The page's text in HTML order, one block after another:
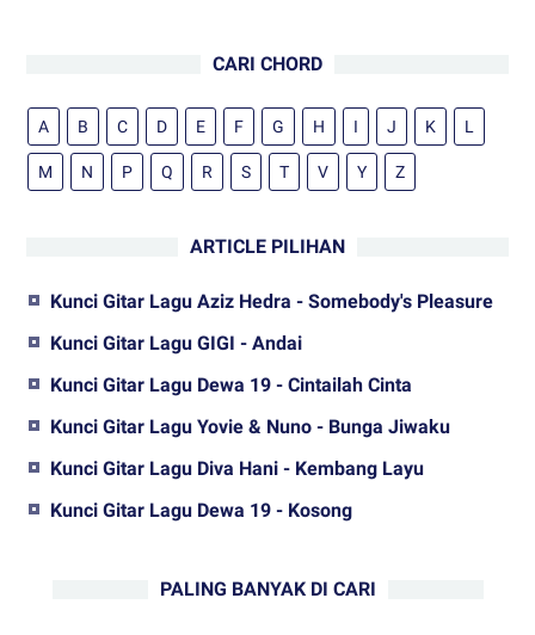
CARI CHORD
A B C D E F G H I J K L
M N P Q R S T V Y Z
ARTICLE PILIHAN
Kunci Gitar Lagu Aziz Hedra - Somebody's Pleasure
Kunci Gitar Lagu GIGI - Andai
Kunci Gitar Lagu Dewa 19 - Cintailah Cinta
Kunci Gitar Lagu Yovie & Nuno - Bunga Jiwaku
Kunci Gitar Lagu Diva Hani - Kembang Layu
Kunci Gitar Lagu Dewa 19 - Kosong
PALING BANYAK DI CARI